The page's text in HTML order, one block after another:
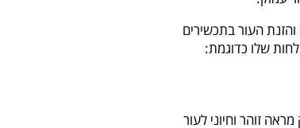
העור בתכשירים
שלו כדוגמת:
זוהר וחיוני לעור